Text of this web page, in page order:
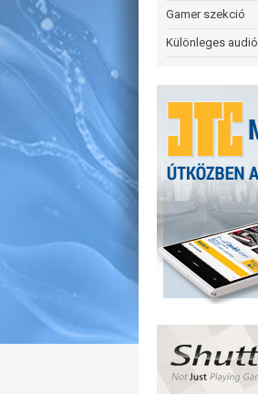
Gamer szekció
Különleges audió